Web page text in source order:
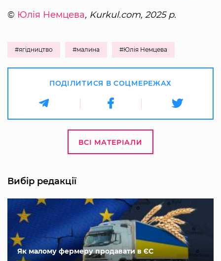
© Юлія Немцева, Kurkul.com, 2025 р.
#ягідництво #малина #Юлія Немцева
ПОДІЛИТИСЯ В СОЦМЕРЕЖАХ
ВСІ МАТЕРІАЛИ
Вибір редакції
Як малому фермеру продавати в ЄС